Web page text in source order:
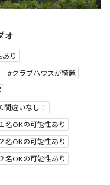
オ
り
クラブハウスが綺麗
間違いなし！
名OKの可能性あり
名OKの可能性あり
名OKの可能性あり